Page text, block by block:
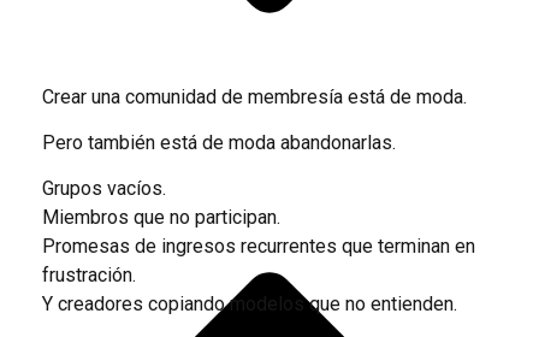
Crear una comunidad de membresía está de moda.
Pero también está de moda abandonarlas.
Grupos vacíos.
Miembros que no participan.
Promesas de ingresos recurrentes que terminan en
frustración.
Y creadores copiando modelos que no entienden.